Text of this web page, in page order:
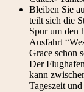
Bleiben Sie
teilt sich die
Spur um den
Ausfahrt
Grace schon
Der
kann
Tageszeit